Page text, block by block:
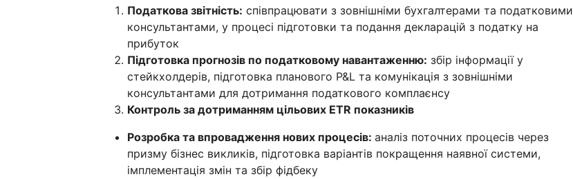
Податкова звітність: співпрацювати з зовнішніми бухгалтерами та податковими
консультантами, у процесі підготовки та подання декларацій з податку на
прибуток
Підготовка прогнозів по податковому навантаженню: збір інформації у
стейкхолдерів, підготовка планового P&L та комунікація з зовнішніми
консультантами для дотримання податкового комплаєнсу
Контроль за дотриманням цільових ETR показників
Розробка та впровадження нових процесів: аналіз поточних процесів через
призму бізнес викликів, підготовка варіантів покращення наявної системи,
імплементація змін та збір фідбеку